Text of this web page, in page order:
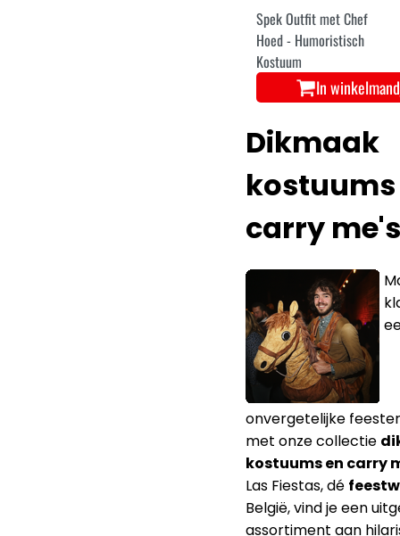
Spek Outfit met Chef
Hoed - Humoristisch
Kostuum
In
Dikmaak
carry me's
onvergetelijke
met onze collectie
kostuums en carry
Las Fiestas, dé
België, vind je een
assortiment aan